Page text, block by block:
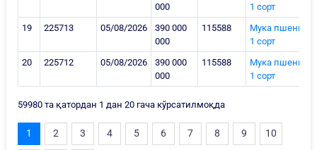
000
1 сорт
19
225713 05/08/2026
390 000
000
115588
Мука
1 сорт
20
225712 05/08/2026
390 000
000
115588
Мука
1 сорт
59980 та қатордан 1 дан 20 гача кўрсатилмоқда
1 2 3 4 5 6 7 8 9 10